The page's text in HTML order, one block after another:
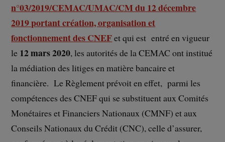
n°03/2019/CEMAC/UMAC/CM du 12 décembre
2019 portant création, organisation et
fonctionnement des CNEFet qui est entré en vigueur
le 12 mars 2020, les autorités de la CEMAC ont institué
la médiation des litiges en matière bancaire et
financière. Le Règlement prévoit en effet, parmi les
compétences des CNEF qui se substituent aux Comités
Monétaires et Financiers Nationaux (CMNF) et aux
Conseils Nationaux du Crédit (CNC), celle d’assurer,